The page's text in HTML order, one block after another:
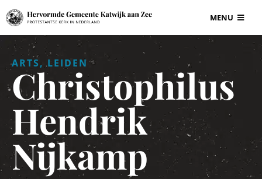
Ga
naar
inhoud
MENU
VOOR
GRAF EN
INFORMATIE
ARTS, LEIDEN
Christophilus
Hendrik
Nijkamp